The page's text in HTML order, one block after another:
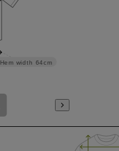
Hem width 64cm